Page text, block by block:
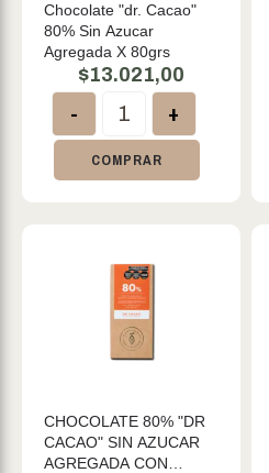
Chocolate "dr. Cacao"
80% Sin Azucar
Agregada X 80grs
$13.021,00
- +
COMPRAR
CHOCOLATE 80% "DR
CACAO" SIN AZUCAR
AGREGADA CON